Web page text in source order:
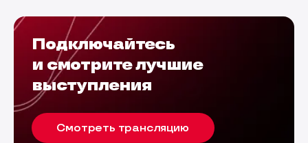
Подключайтесь
и смотрите лучшие
выступления
Смотреть трансляцию